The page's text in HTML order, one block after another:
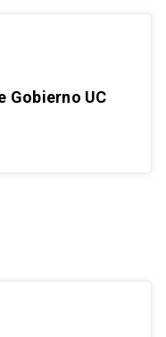
Gobierno UC